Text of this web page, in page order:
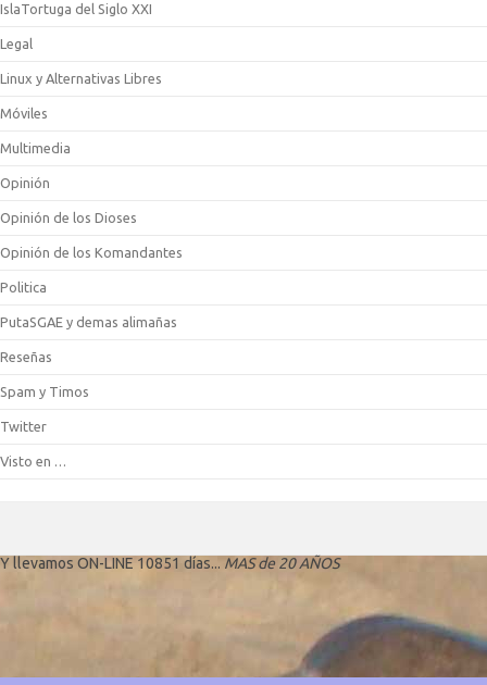
IslaTortuga del Siglo XXI
Legal
Linux y Alternativas Libres
Móviles
Multimedia
Opinión
Opinión de los Dioses
Opinión de los Komandantes
Politica
PutaSGAE y demas alimañas
Reseñas
Spam y Timos
Twitter
Visto en …
Y llevamos ON-LINE 10851 días... MAS de 20 AÑOS